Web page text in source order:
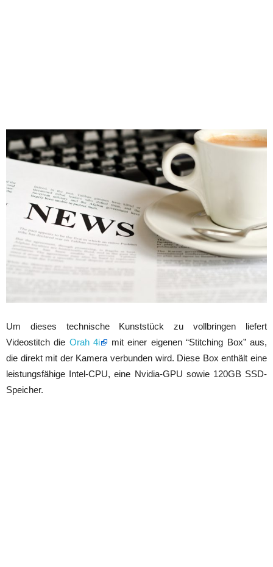
Um dieses technische Kunststück zu vollbringen liefert
Videostitch die Orah 4i
mit einer eigenen “Stitching Box” aus,
die direkt mit der Kamera verbunden wird. Diese Box enthält eine
leistungsfähige Intel-CPU, eine Nvidia-GPU sowie 120GB SSD-
Speicher.